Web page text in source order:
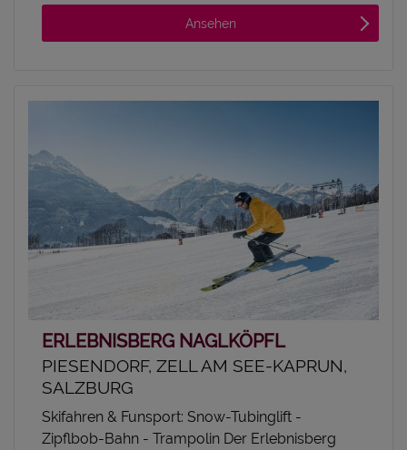
Ansehen
ERLEBNISBERG NAGLKÖPFL
PIESENDORF, ZELL AM SEE-KAPRUN,
SALZBURG
Skifahren & Funsport: Snow-Tubinglift -
Zipflbob-Bahn - Trampolin Der Erlebnisberg